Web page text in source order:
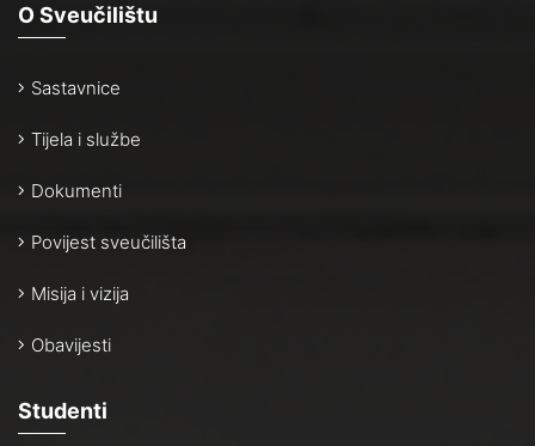
O Sveučilištu
Sastavnice
Tijela i službe
Dokumenti
Povijest sveučilišta
Misija i vizija
Obavijesti
Studenti